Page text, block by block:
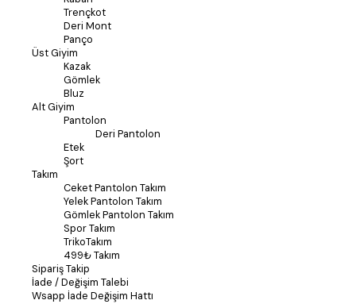
Trençkot
Deri Mont
Panço
Üst Giyim
Kazak
Gömlek
Bluz
Alt Giyim
Pantolon
Deri Pantolon
Etek
Şort
Takım
Ceket Pantolon Takım
Yelek Pantolon Takım
Gömlek Pantolon Takım
Spor Takım
TrikoTakım
499₺ Takım
Sipariş Takip
İade / Değişim Talebi
Wsapp İade Değişim Hattı